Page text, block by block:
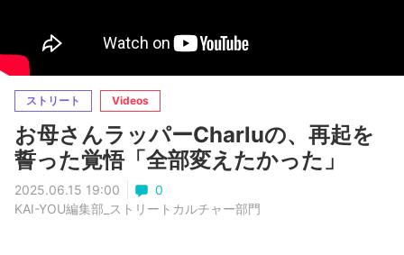
ストリート Videos
お母さんラッパーCharluの、再起を
誓った覚悟「全部変えたかった」
2025.06.15 19:00
0
KAI-YOU編集部_ストリートカルチャー部門